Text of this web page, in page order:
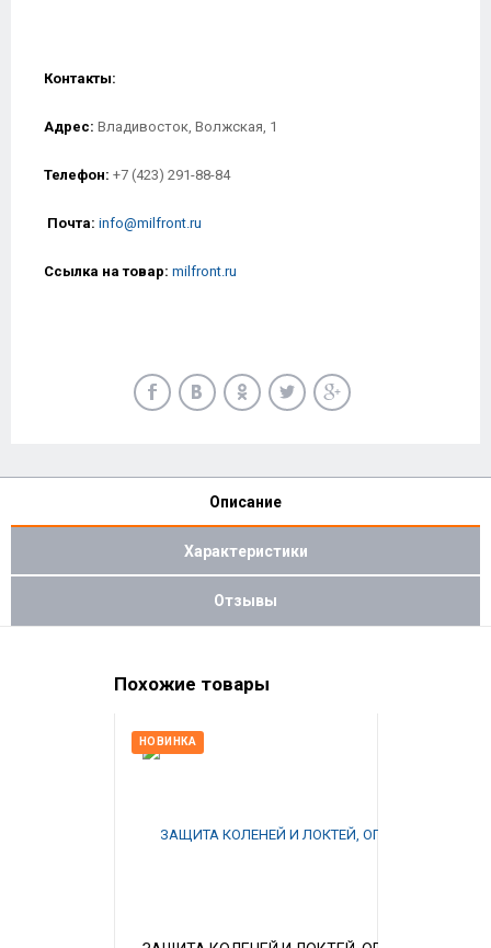
Контакты:
Адрес: Владивосток, Волжская, 1
Телефон: +7 (423) 291-88-84
Почта: info@milfront.ru
Ссылка на товар: milfront.ru
Описание
Характеристики
Отзывы
Похожие товары
НОВИНКА